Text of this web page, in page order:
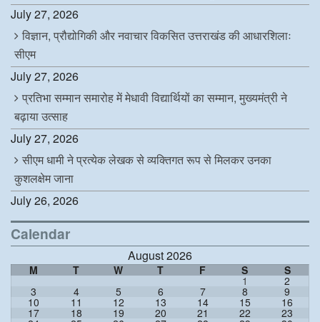
July 27, 2026
विज्ञान, प्रौद्योगिकी और नवाचार विकसित उत्तराखंड की आधारशिलाः
सीएम
July 27, 2026
प्रतिभा सम्मान समारोह में मेधावी विद्यार्थियों का सम्मान, मुख्यमंत्री ने
बढ़ाया उत्साह
July 27, 2026
सीएम धामी ने प्रत्येक लेखक से व्यक्तिगत रूप से मिलकर उनका
कुशलक्षेम जाना
July 26, 2026
Calendar
August 2026
M T W T F S S
1 2
3 4 5 6 7 8 9
10 11 12 13 14 15 16
17 18 19 20 21 22 23